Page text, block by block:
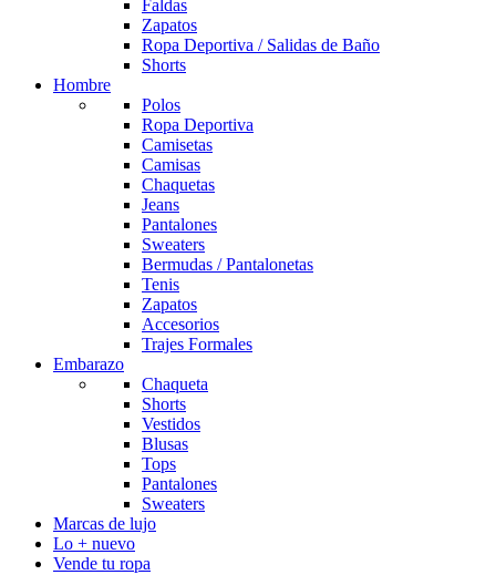
Faldas
Zapatos
Ropa Deportiva / Salidas de Baño
Shorts
Hombre
Polos
Ropa Deportiva
Camisetas
Camisas
Chaquetas
Jeans
Pantalones
Sweaters
Bermudas / Pantalonetas
Tenis
Zapatos
Accesorios
Trajes Formales
Embarazo
Chaqueta
Shorts
Vestidos
Blusas
Tops
Pantalones
Sweaters
Marcas de lujo
Lo + nuevo
Vende tu ropa